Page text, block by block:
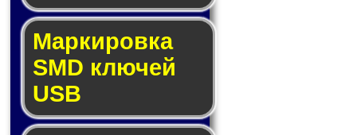
Маркировка
SMD клю­чей
USB